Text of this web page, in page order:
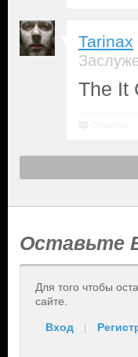
Tarinax
The It
Оставьте
Для того чтобы
сайте.
Вход |